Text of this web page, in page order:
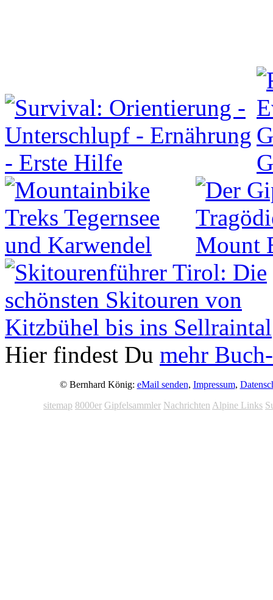
Hier findest Du mehr
© Bernhard König: eMail senden, Impressum,
sitemap 8000er Gipfelsammler Nachrichten Alpine Links